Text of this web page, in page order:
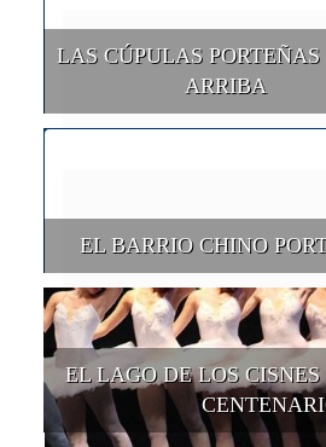
LAS CÚPULAS PORTEÑAS
ARRIBA
EL BARRIO CHINO
EL LAGO DE LOS CISNES